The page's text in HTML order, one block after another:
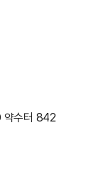
약수터 842